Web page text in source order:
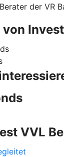
der VR
von
VVL